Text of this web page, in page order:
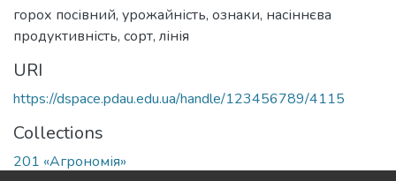
горох посівний, урожайність, ознаки, насіннєва
продуктивність, сорт, лінія
URI
https://dspace.pdau.edu.ua/handle/123456789/4115
Collections
201 «Агрономія»